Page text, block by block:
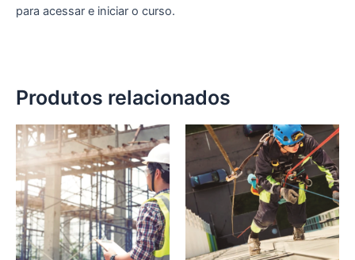
para acessar e iniciar o curso.
Produtos relacionados